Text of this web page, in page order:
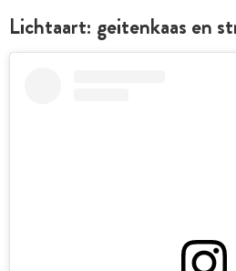
Lichtaart: geitenkaas en